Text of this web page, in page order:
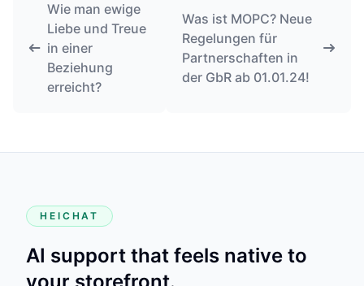
Wie man ewige
Liebe und Treue
in einer
Beziehung
erreicht?
Was ist MOPC? Neue
Regelungen für
Partnerschaften in
der GbR ab 01.01.24!
HEICHAT
AI support that feels native to